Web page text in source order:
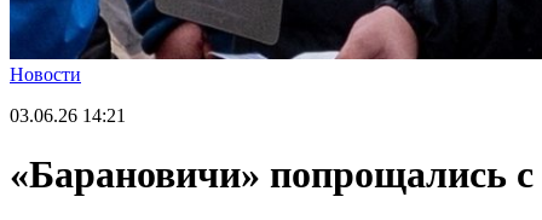
Новости
03.06.26 14:21
«Барановичи» попрощались